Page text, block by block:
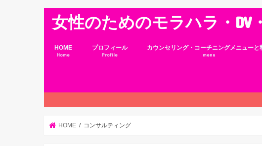
女性のためのモラハラ・
HOME
Home
プロフィール
Profile
カウンセリング・コーチニングメニューと
menu
HOME コンサルティング